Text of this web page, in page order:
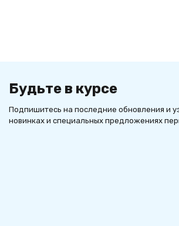
Будьте в курсе
Подпишитесь на последние обновления и
новинках и специальных предложениях